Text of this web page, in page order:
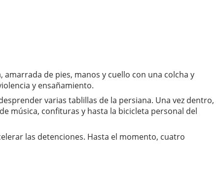
de pies, manos y cuello con una colcha y
y ensañamiento.
varias tablillas de la persiana. Una vez dentro,
música, confituras y hasta la bicicleta personal del
las detenciones. Hasta el momento, cuatro